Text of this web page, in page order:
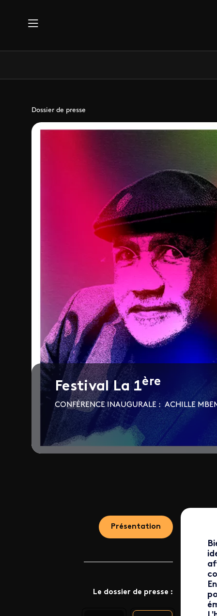
Dossier de presse
Festival La 1ère
CONFÉRENCE INAUGURALE : ACHILLE
Présentation
Le dossier de presse :